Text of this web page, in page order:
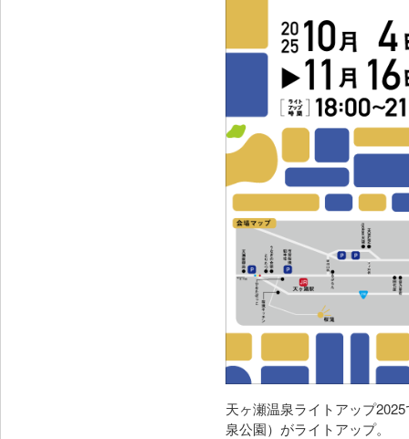
天ヶ瀬温泉ライトアップ
泉公園）がライトアップ。